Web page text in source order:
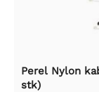
Perel Nylon
stk)